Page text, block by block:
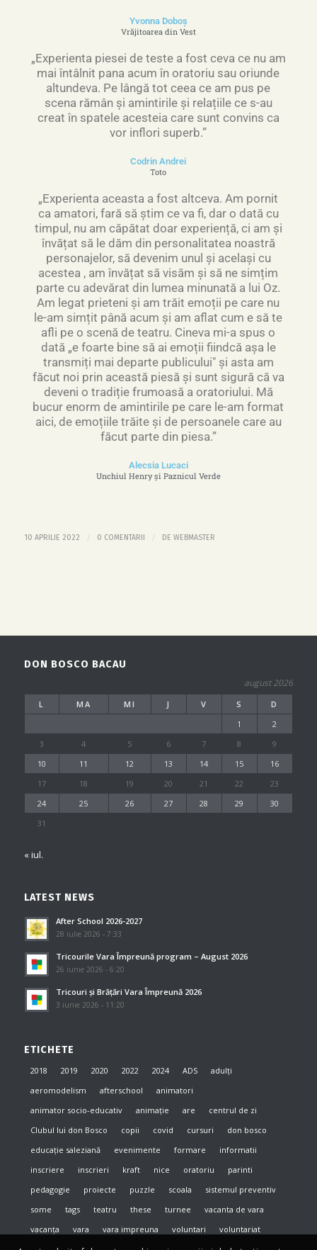
Yvonna Doboș
Vrăjitoarea din Vest
„Experienta piesei de teste a fost ceva ce nu am
mai întâlnit pana acum în oratoriu sau oriunde
altundeva. Pe lângă tot ceea ce am pus pe
scena rămân și amintirile și relațiile ce s-au
creat în spatele acesteia care sunt convins ca
vor inflori superb.”
Codrin Andrei
Toto
„Experienta aceasta a fost altceva. Am pornit
ca amatori, fară să știm ce va fi, dar o dată cu
timpul, nu am căpătat doar experiență, ci am și
învățat să le dăm din personalitatea noastră
personajelor, să devenim unul și același cu
acestea , am învățat să visăm și să ne simțim
parte cu adevărat din lumea minunată a lui Oz.
Am legat prieteni și am trăit emoții pe care nu
le-am simțit până acum și am aflat cum e să te
afli pe o scenă de teatru. Cineva mi-a spus o
dată „e foarte bine să ai emoții fiindcă așa le
transmiți mai departe publicului" și asta am
făcut noi prin această piesă și sunt sigură că va
deveni o tradiție frumoasă a oratoriului. Mă
bucur enorm de amintirile pe care le-am format
aici, de emoțiile trăite și de persoanele care au
făcut parte din piesa.”
Alecsia Lucaci
Unchiul Henry și Paznicul Verde
10 APRILIE 2022 / 0 COMENTARII / DE WEBMASTER
DON BOSCO BACAU
august 2026
L MA MI J V S
D
1
2
3
4 5 6 7 8
9
10
11 12 13 14 15
16
17
18 19 20 21 22
23
24
25 26 27 28 29
30
31
« iul.
LATEST NEWS
After School 2026-2027
28 iulie 2026 - 7:33
Tricourile Vara Împreună program – August 2026
26 iunie 2026 - 6:20
Tricouri și Brățări Vara Împreună 2026
3 iunie 2026 - 11:20
ETICHETE
2018 2019 2020 2022 2024 ADS
adulți
aeromodelism
afterschool
animatori
animator socio-educativ
animație are
centrul de zi
Clubul lui don Bosco
copii covid cursuri
don bosco
educație saleziană
evenimente formare
informatii
inscriere
inscrieri kraft nice oratoriu
parinti
pedagogie
proiecte puzzle scoala
sistemul preventiv
some
tags teatru these turnee
vacanta de vara
vacanța
vara vara impreuna voluntari voluntariat